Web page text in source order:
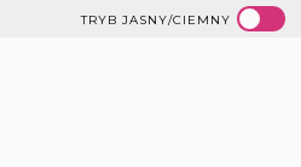
TRYB JASNY/CIEMNY